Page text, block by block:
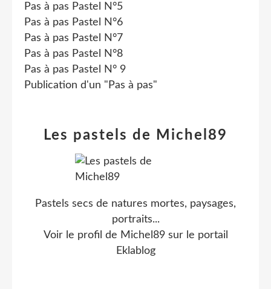
Pas à pas Pastel N°5
Pas à pas Pastel N°6
Pas à pas Pastel N°7
Pas à pas Pastel N°8
Pas à pas Pastel N° 9
Publication d'un "Pas à pas"
Les pastels de Michel89
Pastels secs de natures mortes, paysages,
portraits...
Voir le profil de Michel89sur le portail
Eklablog